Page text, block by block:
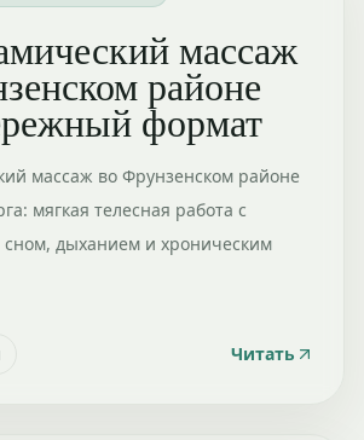
массаж
районе
формат
массаж во Фрунзенском районе
мягкая телесная работа с
дыханием и хроническим
Читать